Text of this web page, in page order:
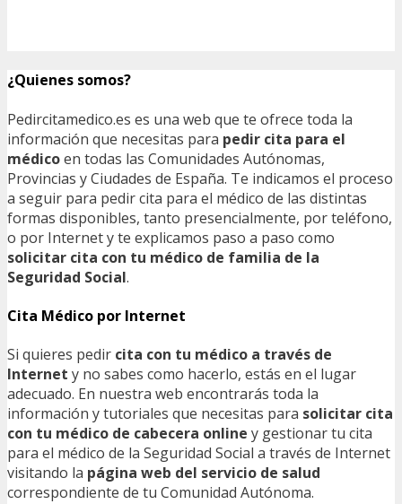
¿Quienes somos?
Pedircitamedico.es es una web que te ofrece toda la
información que necesitas para pedir cita para el
médicoen todas las Comunidades Autónomas,
Provincias y Ciudades de España. Te indicamos el proceso
a seguir para pedir cita para el médico de las distintas
formas disponibles, tanto presencialmente, por teléfono,
o por Internet y te explicamos paso a paso como
solicitar cita con tu médico de familia de la
Seguridad Social.
Cita Médico por Internet
Si quieres pedir cita con tu médico a través de
Internet y no sabes como hacerlo, estás en el lugar
adecuado. En nuestra web encontrarás toda la
información y tutoriales que necesitas para solicitar cita
con tu médico de cabecera online y gestionar tu cita
para el médico de la Seguridad Social a través de Internet
visitando la página web del servicio de salud
correspondiente de tu Comunidad Autónoma.